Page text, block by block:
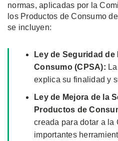
normas, aplicadas por la
los Productos de Consumo
se incluyen:
Ley de Seguridad
Consumo (CPSA):
explica su finalidad y
Ley de Mejora de la
Productos de
creada para dotar a la
importantes